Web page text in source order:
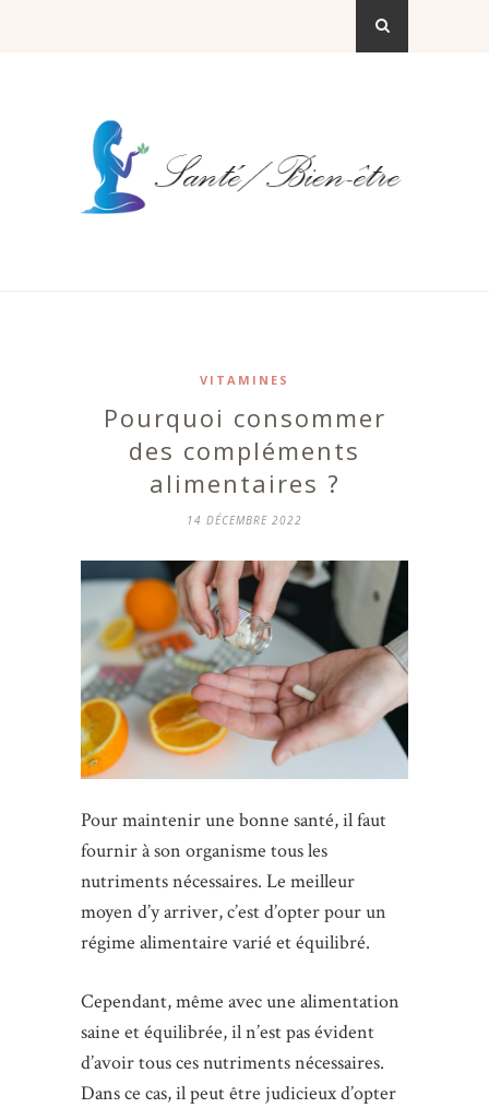
VITAMINES
Pourquoi consommer
des compléments
alimentaires ?
14 DÉCEMBRE 2022
Pour maintenir une bonne santé, il faut
fournir à son organisme tous les
nutriments nécessaires. Le meilleur
moyen d’y arriver, c’est d’opter pour un
régime alimentaire varié et équilibré.
Cependant, même avec une alimentation
saine et équilibrée, il n’est pas évident
d’avoir tous ces nutriments nécessaires.
Dans ce cas, il peut être judicieux d’opter